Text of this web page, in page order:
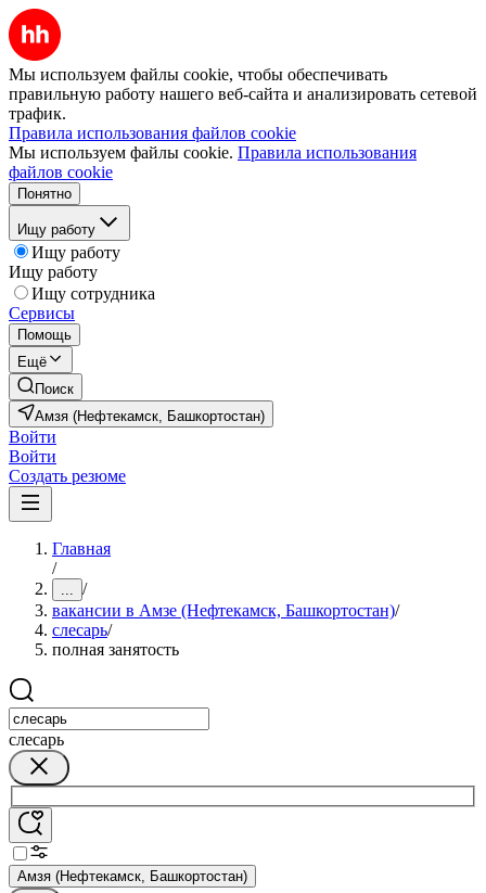
Мы используем файлы cookie, чтобы обеспечивать
правильную работу нашего веб-сайта и анализировать сетевой
трафик.
Правила использования файлов cookie
Мы используем файлы cookie. Правила использования
файлов cookie
Понятно
Ищу работу
Ищу работу
Ищу работу
Ищу сотрудника
Сервисы
Помощь
Ещё
Поиск
Амзя (Нефтекамск, Башкортостан)
Войти
Войти
Создать резюме
Главная
/
... /
вакансии в Амзе (Нефтекамск, Башкортостан)/
слесарь/
полная занятость
слесарь
Амзя (Нефтекамск, Башкортостан)